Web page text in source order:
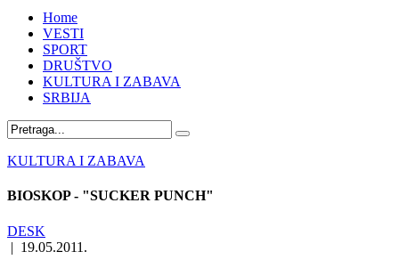
Home
VESTI
SPORT
DRUŠTVO
KULTURA I ZABAVA
SRBIJA
KULTURA I ZABAVA
BIOSKOP - "SUCKER PUNCH"
DESK
| 19.05.2011.